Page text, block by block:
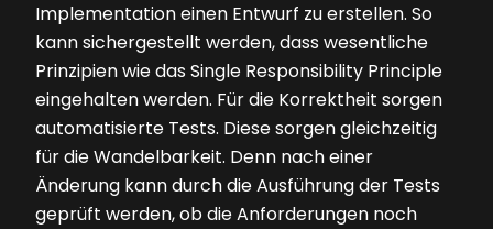
Implementation einen Entwurf zu erstellen. So
kann sichergestellt werden, dass wesentliche
Prinzipien wie das Single Responsibility Principle
eingehalten werden. Für die Korrektheit sorgen
automatisierte Tests. Diese sorgen gleichzeitig
für die Wandelbarkeit. Denn nach einer
Änderung kann durch die Ausführung der Tests
geprüft werden, ob die Anforderungen noch